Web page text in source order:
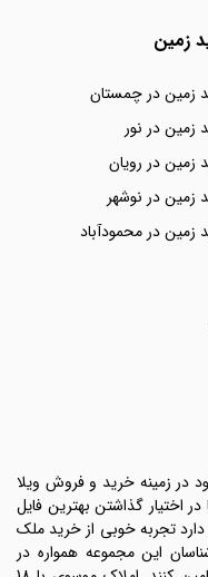
زمین
زمین در چمستان
زمین در نور
زمین در رویان
زمین در نوشهر
زمین در محمودآباد
در زمینه خرید و فروش ویلا
اختیار گذاشتن بهترین فایل
تجربه خوبی از خرید ملک
این مجموعه همواره در